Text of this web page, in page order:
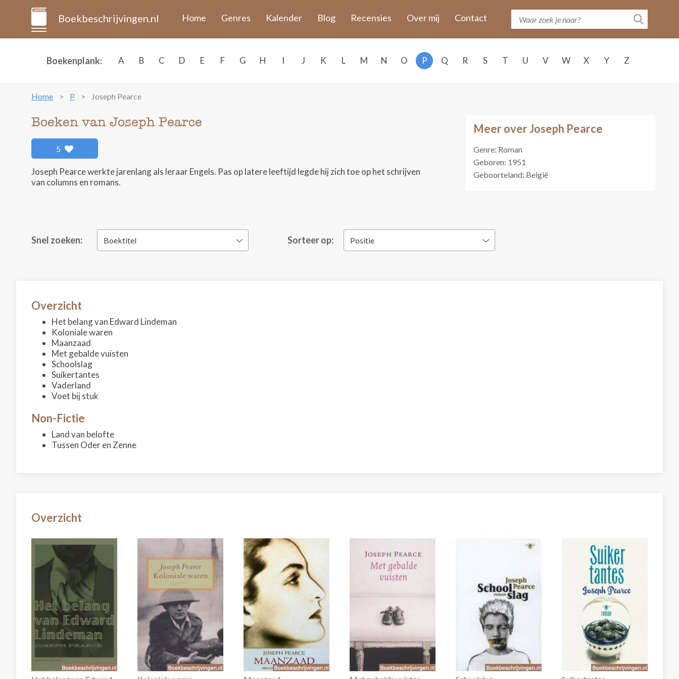
Boekbeschrijvingen.nl Home Genres Kalender Blog Recensies Over mij Contact
Boekenplank: A B C D E F G H I J K L M N O P Q R S T U V W X Y Z
Home P Joseph Pearce
Meer over Joseph Pearce
Genre: Roman
Geboren: 1951
Geboorteland: België
Boeken van Joseph Pearce
5
Joseph Pearce werkte jarenlang als leraar Engels. Pas op latere leeftijd legde hij zich toe op het schrijven
van columns en romans.
Snel zoeken: Boektitel Sorteer op: Positie
Overzicht
Het belang van Edward Lindeman
Koloniale waren
Maanzaad
Met gebalde vuisten
Schoolslag
Suikertantes
Vaderland
Voet bij stuk
Non-Fictie
Land van belofte
Tussen Oder en Zenne
Overzicht